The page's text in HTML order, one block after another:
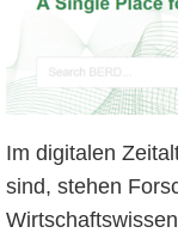
Im digitalen
sind, stehen